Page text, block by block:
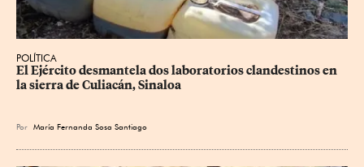
POLÍTICA
El Ejército desmantela dos laboratorios clandestinos en
la sierra de Culiacán, Sinaloa
Por María Fernanda Sosa Santiago